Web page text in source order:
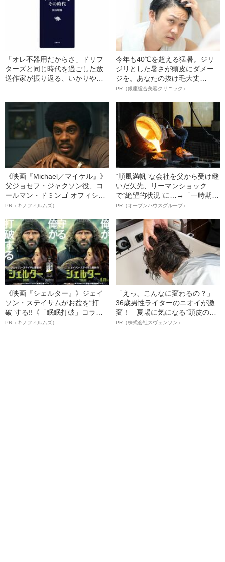
「オレ不器用だからさ」ドリフ
ターズと同じ時代を過ごした放
送作家が振り返る、いかりや長
今年も40℃を超える猛暑。ジリ
ジリとした暑さが頭皮にダメー
ジを。あなたの抜け毛大丈
夫！？
PR（銀座総合美容クリニック）
《映画『Michael／マイケル』》
父ジョセフ・ジャクソン役、コ
ールマン・ドミンゴ オフィシャ
ルインタビュー“観客を魅了した
語る”《日本興収70億円突破》
PR（キノフィルムズ）
“順風満帆”な会社を父から受け継
いだ矢先、リーマンショック
で“絶望的状況”に…→「一時期は
納品3年待ち」のヒット商品を生
明かす、“逆転の戦術”
PR（オープンハウスグループ）
《映画『シェルター』》ジェイ
ソン・ステイサムがお盆を“打
破”する!!《「眠眠打破」コラ
ボ》
PR（キノフィルムズ）
「えっ、こんなに変わるの？」
36歳男性ライターのニオイが激
変！ 夏場に気になる“頭皮のニ
オイ”や“ベタつき”を解消す
PR（株式会社スヴェンソン）